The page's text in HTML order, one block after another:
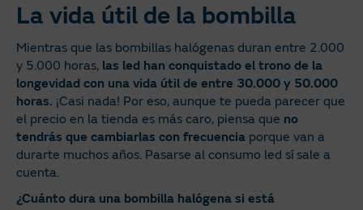
La vida útil de la bombilla
Mientras que las bombillas halógenas duran entre 2.000
y 5.000 horas, las led han conquistado el trono de la
longevidad con una vida útil de entre 30.000 y 50.000
horas. ¡Casi nada! Por eso, aunque te pueda parecer que
el precio en la tienda es más caro, piensa que no
tendrás que cambiarlas con frecuencia porque van a
durarte muchos años. Pasarse al consumo led sí sale a
cuenta.
¿Cuánto dura una bombilla halógena si está